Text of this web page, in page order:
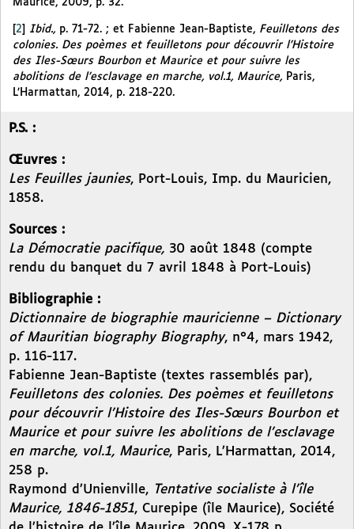
Maurice, 2009, p. 32.
2 Ibid., p. 71-72. ; et Fabienne Jean-Baptiste, Feuilletons des
colonies. Des poèmes et feuilletons pour découvrir l’Histoire
des Iles-Sœurs Bourbon et Maurice et pour suivre les
abolitions de l’esclavage en marche, vol.1, Maurice, Paris,
L’Harmattan, 2014, p. 218-220.
P.S. :
Œuvres :
Les Feuilles jaunies, Port-Louis, Imp. du Mauricien,
1858.
Sources :
La Démocratie pacifique, 30 août 1848 (compte
rendu du banquet du 7 avril 1848 à Port-Louis)
Bibliographie :
Dictionnaire de biographie mauricienne – Dictionary
of Mauritian biography Biography, n°4, mars 1942,
p. 116-117.
Fabienne Jean-Baptiste (textes rassemblés par),
Feuilletons des colonies. Des poèmes et feuilletons
pour découvrir l’Histoire des Iles-Sœurs Bourbon et
Maurice et pour suivre les abolitions de l’esclavage
en marche, vol.1, Maurice, Paris, L’Harmattan, 2014,
258 p.
Raymond d’Unienville, Tentative socialiste à l’île
Maurice, 1846-1851, Curepipe (île Maurice), Société